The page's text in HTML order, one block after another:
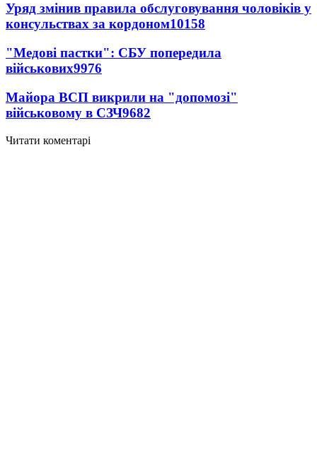
Уряд змінив правила обслуговування чоловіків у
консульствах за кордоном10158
"Медові пастки": СБУ попередила
військових9976
Майора ВСП викрили на "допомозі"
військовому в СЗЧ9682
Читати коментарі